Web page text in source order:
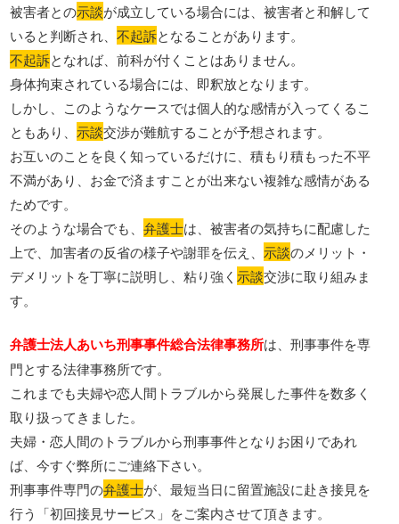
被害者との示談が成立している場合には、被害者と和解して
いると判断され、不起訴となることがあります。
不起訴となれば、前科が付くことはありません。
身体拘束されている場合には、即釈放となります。
しかし、このようなケースでは個人的な感情が入ってくるこ
ともあり、 示談交渉が難航することが予想されます。
お互いのことを良く知っているだけに、積もり積もった不平
不満があり、お金で済ますことが出来ない複雑な感情がある
ためです。
そのような場合でも、弁護士は、被害者の気持ちに配慮した
上で、加害者の反省の様子や謝罪を伝え、 示談のメリット・
デメリットを丁寧に説明し、粘り強く 示談交渉に取り組みま
す。
弁護士法人あいち刑事事件総合法律事務所は、刑事事件を専
門とする法律事務所です。
これまでも夫婦や恋人間トラブルから発展した事件を数多く
取り扱ってきました。
夫婦・恋人間のトラブルから刑事事件となりお困りであれ
ば、今すぐ弊所にご連絡下さい。
刑事事件専門の弁護士が、最短当日に留置施設に赴き接見を
行う「初回接見サービス」をご案内させて頂きます。